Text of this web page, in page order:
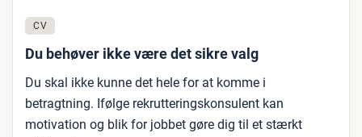
CV
Du behøver ikke være det sikre valg
Du skal ikke kunne det hele for at komme i
betragtning. Ifølge rekrutteringskonsulent kan
motivation og blik for jobbet gøre dig til et stærkt